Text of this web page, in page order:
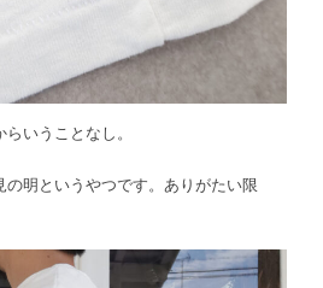
いうことなし。
明というやつです。ありがたい限